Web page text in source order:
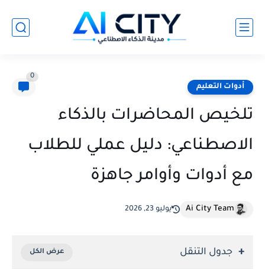
أدوات التعليم
0
تلخيص المحاضرات بالذكاء
الاصطناعي: دليل عملي للطلاب
مع أدوات وأوامر جاهزة
Ai City Team يوليو 23, 2026
جدول التنقل